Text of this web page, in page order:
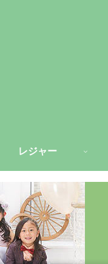
レジャー